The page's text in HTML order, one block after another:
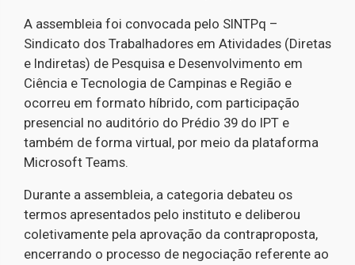
A assembleia foi convocada pelo SINTPq –
Sindicato dos Trabalhadores em Atividades (Diretas
e Indiretas) de Pesquisa e Desenvolvimento em
Ciência e Tecnologia de Campinas e Região e
ocorreu em formato híbrido, com participação
presencial no auditório do Prédio 39 do IPT e
também de forma virtual, por meio da plataforma
Microsoft Teams.
Durante a assembleia, a categoria debateu os
termos apresentados pelo instituto e deliberou
coletivamente pela aprovação da contraproposta,
encerrando o processo de negociação referente ao